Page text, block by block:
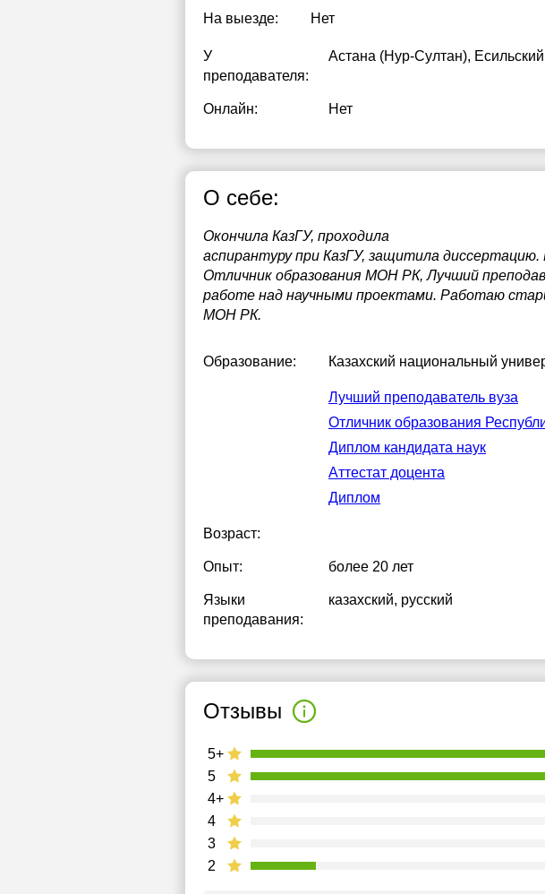
На выезде: Нет
У
преподавателя:
Астана (Нур-Султан),
Онлайн: Нет
О себе:
Окончила КазГУ, проходила
аспирантуру при КазГУ, защитила
Отличник образования МОН РК, Лучший
работе над научными проектами. Работаю
МОН РК.
Образование: Казахский национальный
Лучший преподаватель вуза
Отличник образования
Диплом кандидата наук
Аттестат доцента
Диплом
Возраст:
Опыт: более 20 лет
Языки
преподавания:
казахский, русский
Отзывы
2
3
4
4+
5
5+
18:00
21:00
18:00
21:00